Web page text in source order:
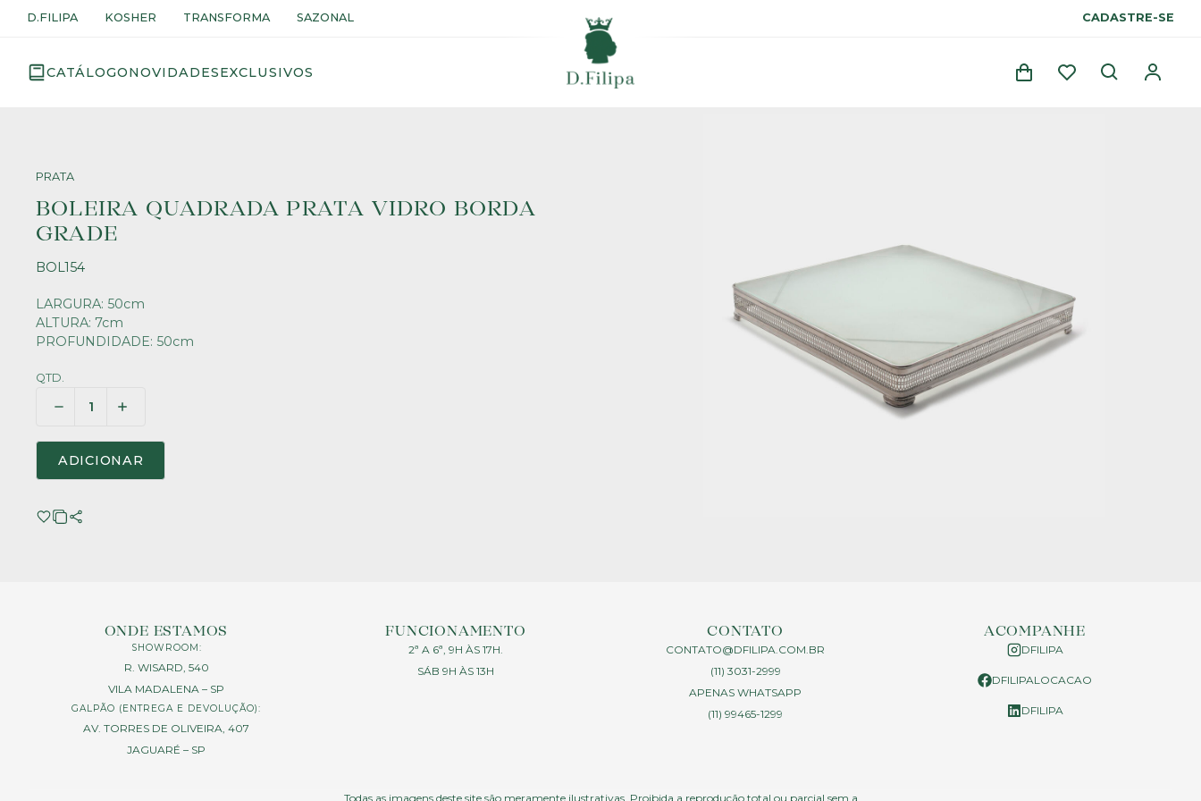
D.FILIPA KOSHER TRANSFORMA SAZONAL CADASTRE-SE
CATÁLOGONOVIDADESEXCLUSIVOS
PRATA
BOLEIRA QUADRADA PRATA VIDRO BORDA
GRADE
BOL154
LARGURA: 50cm
ALTURA: 7cm
PROFUNDIDADE: 50cm
QTD.
ADICIONAR
ONDE ESTAMOS
SHOWROOM:
R. WISARD, 540
VILA MADALENA – SP
GALPÃO (ENTREGA E DEVOLUÇÃO):
AV. TORRES DE OLIVEIRA, 407
JAGUARÉ – SP
FUNCIONAMENTO
2ª A 6ª, 9H ÀS 17H.
SÁB 9H ÀS 13H
CONTATO
CONTATO@DFILIPA.COM.BR
(11) 3031-2999
APENAS WHATSAPP
(11) 99465-1299
ACOMPANHE
DFILIPA
DFILIPALOCACAO
DFILIPA
Todas as imagens deste site são meramente ilustrativas. Proibida a reprodução total ou parcial sem a